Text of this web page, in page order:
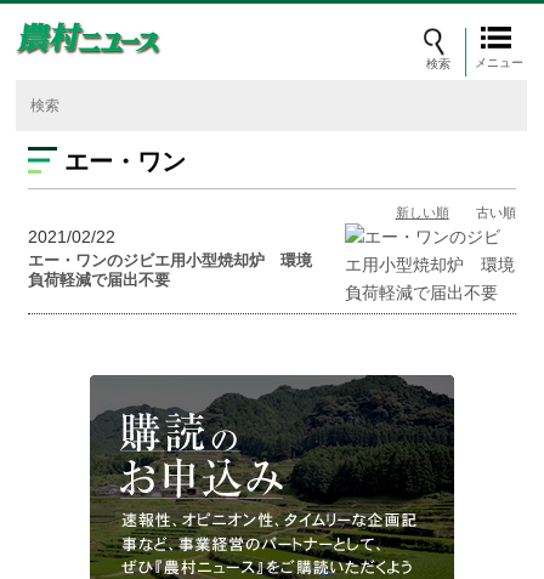
メニュー
エー・ワン
新しい順 古い順
2021/02/22
エー・ワンのジビエ用小型焼却炉 環境
負荷軽減で届出不要